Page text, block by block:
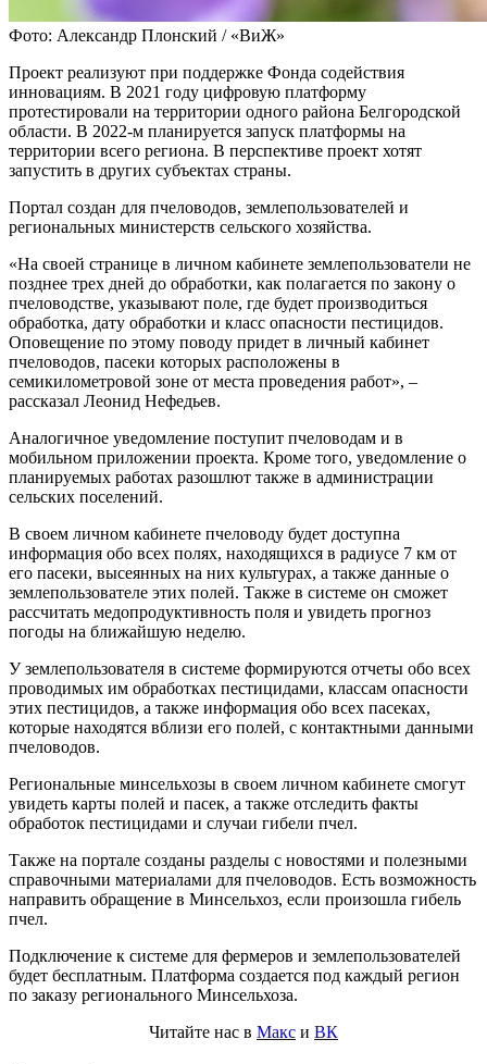
Фото: Александр Плонский / «ВиЖ»
Проект реализуют при поддержке Фонда содействия
инновациям. В 2021 году цифровую платформу
протестировали на территории одного района Белгородской
области. В 2022-м планируется запуск платформы на
территории всего региона. В перспективе проект хотят
запустить в других субъектах страны.
Портал создан для пчеловодов, землепользователей и
региональных министерств сельского хозяйства.
«На своей странице в личном кабинете землепользователи не
позднее трех дней до обработки, как полагается по закону о
пчеловодстве, указывают поле, где будет производиться
обработка, дату обработки и класс опасности пестицидов.
Оповещение по этому поводу придет в личный кабинет
пчеловодов, пасеки которых расположены в
семикилометровой зоне от места проведения работ», –
рассказал Леонид Нефедьев.
Аналогичное уведомление поступит пчеловодам и в
мобильном приложении проекта. Кроме того, уведомление о
планируемых работах разошлют также в администрации
сельских поселений.
В своем личном кабинете пчеловоду будет доступна
информация обо всех полях, находящихся в радиусе 7 км от
его пасеки, высеянных на них культурах, а также данные о
землепользователе этих полей. Также в системе он сможет
рассчитать медопродуктивность поля и увидеть прогноз
погоды на ближайшую неделю.
У землепользователя в системе формируются отчеты обо всех
проводимых им обработках пестицидами, классам опасности
этих пестицидов, а также информация обо всех пасеках,
которые находятся вблизи его полей, с контактными данными
пчеловодов.
Региональные минсельхозы в своем личном кабинете смогут
увидеть карты полей и пасек, а также отследить факты
обработок пестицидами и случаи гибели пчел.
Также на портале созданы разделы с новостями и полезными
справочными материалами для пчеловодов. Есть возможность
направить обращение в Минсельхоз, если произошла гибель
пчел.
Подключение к системе для фермеров и землепользователей
будет бесплатным. Платформа создается под каждый регион
по заказу регионального Минсельхоза.
Читайте нас в Макс и ВК